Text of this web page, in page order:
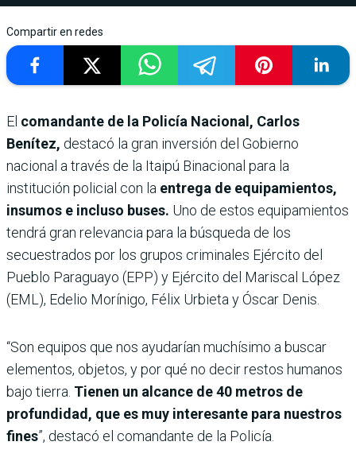
Compartir en redes
El comandante de la Policía Nacional, Carlos
Benítez, destacó la gran inversión del Gobierno
nacional a través de la Itaipú Binacional para la
institución policial con la entrega de equipamientos,
insumos e incluso buses. Uno de estos equipamientos
tendrá gran relevancia para la búsqueda de los
secuestrados por los grupos criminales Ejército del
Pueblo Paraguayo (EPP) y Ejército del Mariscal López
(EML), Edelio Morínigo, Félix Urbieta y Óscar Denis.
“Son equipos que nos ayudarían muchísimo a buscar
elementos, objetos, y por qué no decir restos humanos
bajo tierra. Tienen un alcance de 40 metros de
profundidad, que es muy interesante para nuestros
fines”, destacó el comandante de la Policía.